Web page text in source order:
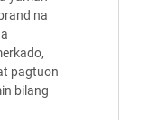
na
pagtuon
bilang